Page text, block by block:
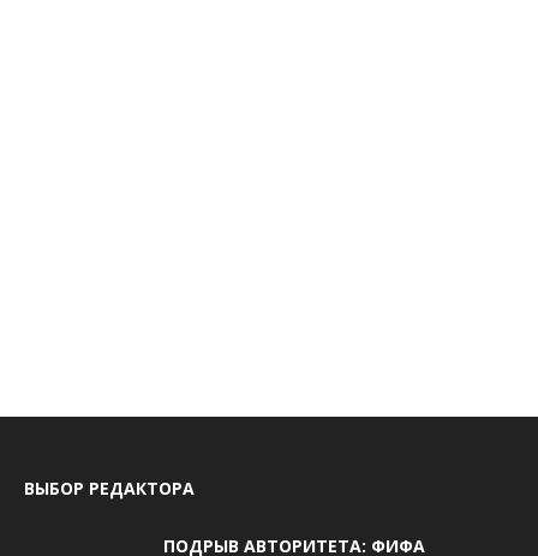
ВЫБОР РЕДАКТОРА
ПОДРЫВ АВТОРИТЕТА: ФИФА